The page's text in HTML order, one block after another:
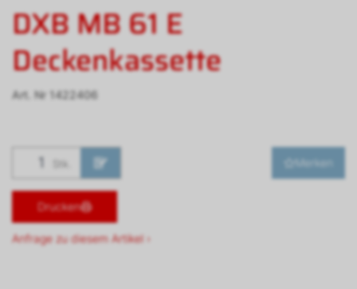
DXB MB 61 E
Deckenkassette
Art. Nr 1422406
Stk. Merken
Drucken
Anfrage zu diesem Artikel ›